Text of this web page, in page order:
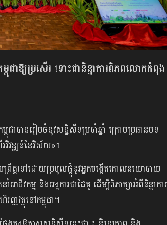
ពុជាឱ្យប្រសើរ ទោះជានិន្នាការ​ពិភពលោក​កំពុង
ពុជាបានរៀបចំនូវសន្និសីទប្រចាំឆ្នាំ ក្រោមប្រធានបទ
រវិវឌ្ឍន៍នៃ​វិស័យ»។
រព្រឹត្តទៅដោយប្រមូលផ្តុំនូវអ្នកបង្កើត​គោលនយោបាយ
អាជីវកម្ម ​និងអង្គ​ការ​ជាដៃគូ ដើម្បីពិភាក្សា​អំពីនិន្នាការ
ញ​វត្ថុនៅកម្ពុជា។